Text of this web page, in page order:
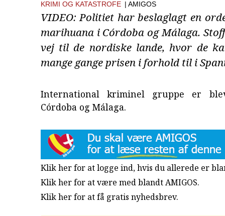
KRIMI OG KATASTROFE | AMIGOS
VIDEO: Politiet har beslaglagt en
marihuana i Córdoba og Málaga.
vej til de nordiske lande, hvor de
mange gange prisen i forhold til i
International kriminel gruppe er
Córdoba og Málaga.
Klik her for at logge ind, hvis du allerede er
Klik her for at være med blandt AMIGOS.
Klik her for at få gratis nyhedsbrev.